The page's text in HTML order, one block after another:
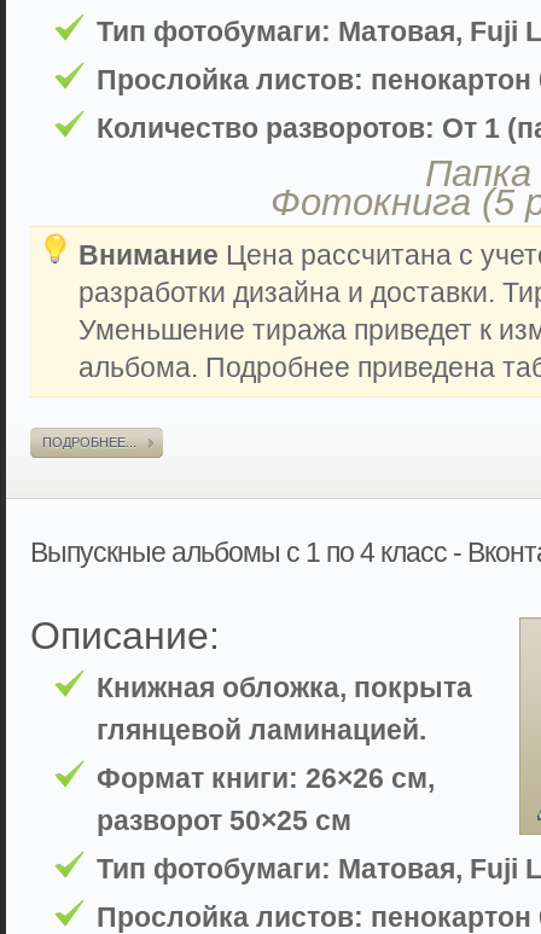
Тип фотобумаги: Матовая, Fuji
Прослойка листов:
Количество разворотов: От 1
Фотокнига (5
Внимание Цена рассчитана с
разработки дизайна и доставки.
Уменьшение тиража приведет к
альбома. Подробнее приведена
ПОДРОБНЕЕ...
Выпускные альбомы с 1 по 4 класс -
Описание:
Книжная обложка, покрыта
глянцевой ламинацией.
Формат книги: 26×26 см,
разворот 50×25 см
Тип фотобумаги: Матовая, Fuji
Прослойка листов: